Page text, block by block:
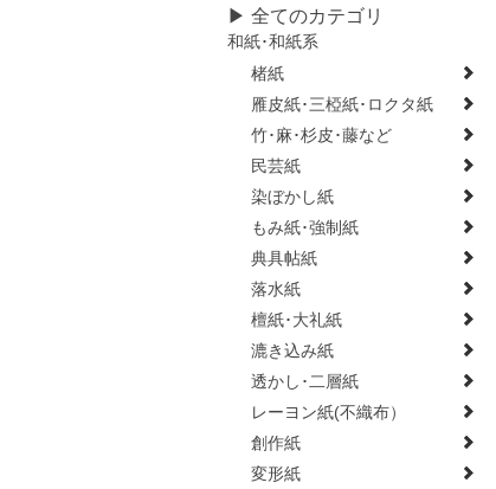
▶ 全てのカテゴリ
和紙･和紙系
楮紙
雁皮紙･三椏紙･ロクタ紙
竹･麻･杉皮･藤など
民芸紙
染ぼかし紙
もみ紙･強制紙
典具帖紙
落水紙
檀紙･大礼紙
漉き込み紙
透かし･二層紙
レーヨン紙(不織布）
創作紙
変形紙